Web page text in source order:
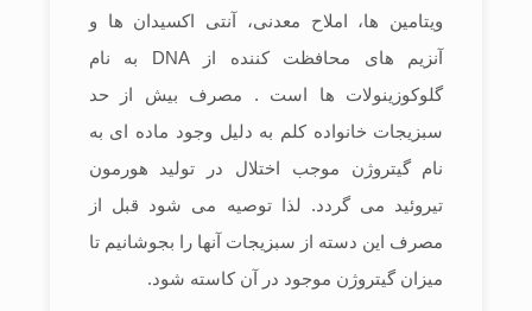
ویتامین ها، املاح معدنی، آنتی اکسیدان ها و
آنزیم های محافظت کننده از DNA به نام
گلوکوزینولات ها است . مصرف بیش از حد
سبزیجات خانواده کلم به دلیل وجود ماده ای به
نام گیتروژن موجب اختلال در تولید هورمون
تیروئید می گردد. لذا توصیه می شود قبل از
مصرف این دسته از سبزیجات آنها را بجوشانیم تا
میزان گیتروژن موجود در آن کاسته شود.